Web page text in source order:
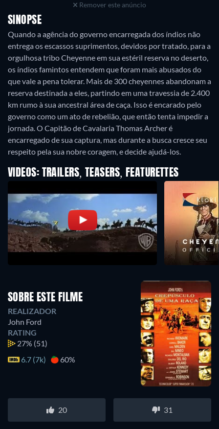
Remover este anúncio
SINOPSE
Quando a agência do governo encarregada dos índios não
entrega os escassos suprimentos, devidos por tratado, para a
orgulhosa tribo Cheyenne em sua estéril reserva no deserto,
os índios famintos entendem que foram mais abusados do
que vale a pena tolerar. Mais de 300 cheyennes abandonam a
reserva destinada a eles, partindo em uma travessia de 2.400
km rumo à sua ancestral área de caça. Isso é encarado pelo
governo como um ato de rebelião, que então tenta impedir a
jornada. O Capitão de Cavalaria Thomas Archer é
encarregado de sua captura, mas durante a busca cresce seu
respeito pela sua nobre coragem, e decide ajudá-los.
VIDEOS: TRAILERS, TEASERS, FEATURETTES
SOBRE ESTE FILME
REALIZADOR
John Ford
RATING
27% (51)
6.7 (7k)
60%
20 31